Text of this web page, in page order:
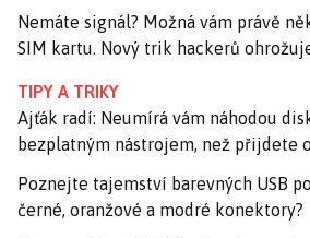
Nemáte signál? Možná vám právě
SIM kartu. Nový trik hackerů
TIPY A TRIKY
Ajťák radí: Neumírá vám náhodou
bezplatným nástrojem, než přijdete
Poznejte tajemství barevných USB
černé, oranžové a modré konektory?